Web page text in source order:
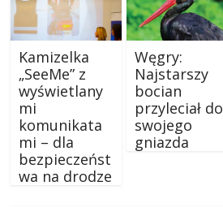
Kamizelka
„SeeMe” z
wyświetlany
mi
komunikata
mi – dla
bezpieczeńst
wa na drodze
Węgry:
Najstarszy
bocian
przyleciał do
swojego
gniazda